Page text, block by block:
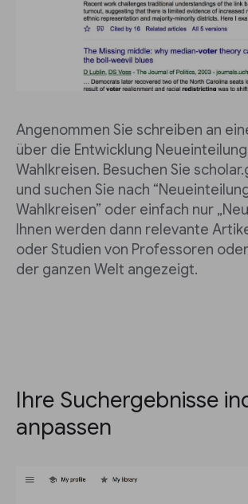
Angenommen Sie schreiben an
über die Entwicklung
Wahlkreisen. Besuchen Sie
und suchen Sie nach
Wahlkreisen” oder einfach nur
Ihnen werden dann relevante
oder Studien von Professoren
der ganzen Welt angezeigt.
Ihre Suchergebnisse
anpassen